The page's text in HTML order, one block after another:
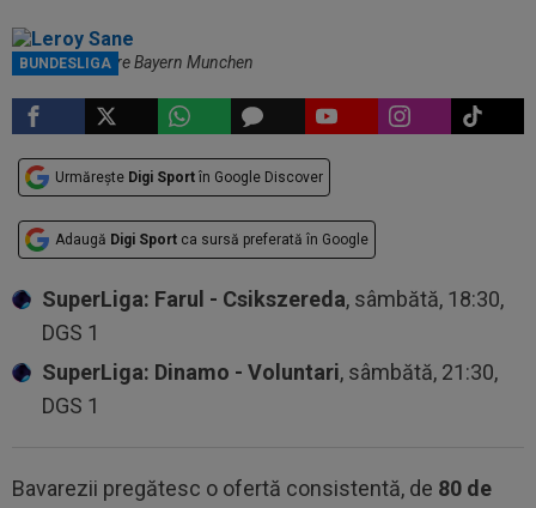
BUNDESLIGA
Leroy Sane, spre Bayern Munchen
Urmărește Digi Sport în Google Discover
Adaugă Digi Sport ca sursă preferată în Google
SuperLiga: Farul - Csikszereda, sâmbătă, 18:30,
DGS 1
SuperLiga: Dinamo - Voluntari, sâmbătă, 21:30,
DGS 1
Bavarezii pregătesc o ofertă consistentă, de 80 de